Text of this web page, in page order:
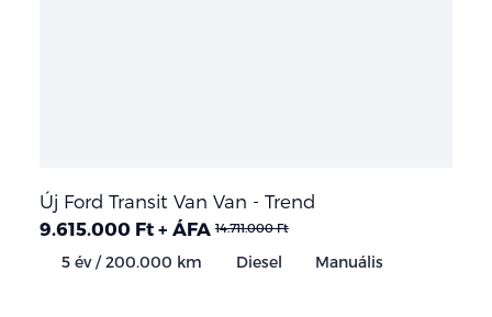
Új Ford Transit Van Van - Trend
9.615.000 Ft + ÁFA 14.711.000 Ft
5 év / 200.000 km Diesel Manuális